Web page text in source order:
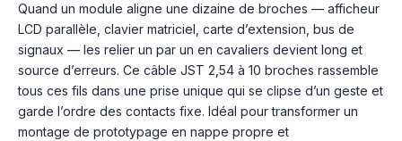
Quand un module aligne une dizaine de broches — afficheur
LCD parallèle, clavier matriciel, carte d’extension, bus de
signaux — les relier un par un en cavaliers devient long et
source d’erreurs. Ce câble JST 2,54 à 10 broches rassemble
tous ces fils dans une prise unique qui se clipse d’un geste et
garde l’ordre des contacts fixe. Idéal pour transformer un
montage de prototypage en nappe propre et